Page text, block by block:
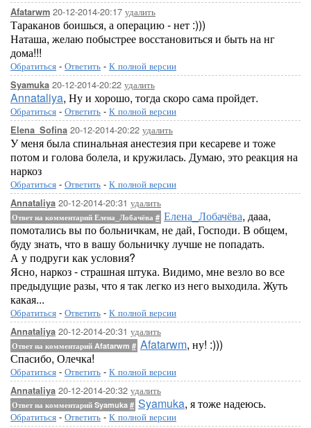
Afatarwm 20-12-2014-20:17 удалить
Тараканов боишься, а операцию - нет :)))
Наташа, желаю побыстрее восстановиться и быть на нг
дома!!!
Обратиться - Ответить - К полной версии
Syamuka 20-12-2014-20:22 удалить
Annataliya, Ну и хорошо, тогда скоро сама пройдет.
Обратиться - Ответить - К полной версии
Elena_Sofina 20-12-2014-20:22 удалить
У меня была спинальная анестезия при кесареве и тоже
потом и голова болела, и кружилась. Думаю, это реакция на
наркоз
Обратиться - Ответить - К полной версии
Annataliya 20-12-2014-20:31 удалить
Ответ на комментарий Елена_Лобачёва # Елена_Лобачёва, дааа,
помотались вы по больничкам, не дай, Господи. В общем,
буду знать, что в вашу больничку лучше не попадать.
А у подруги как условия?
Ясно, наркоз - страшная штука. Видимо, мне везло во все
предыдущие разы, что я так легко из него выходила. Жуть
какая...
Обратиться - Ответить - К полной версии
Annataliya 20-12-2014-20:31 удалить
Ответ на комментарий Afatarwm # Afatarwm, ну! :)))
Спасибо, Олечка!
Обратиться - Ответить - К полной версии
Annataliya 20-12-2014-20:32 удалить
Ответ на комментарий Syamuka # Syamuka, я тоже надеюсь.
Обратиться - Ответить - К полной версии